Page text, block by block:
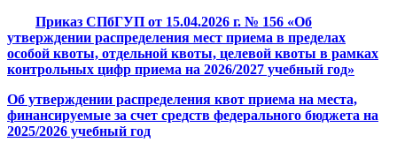
Приказ СПбГУП от 15.04.2026 г. № 156 «Об
утверждении распределения мест приема в пределах
особой квоты, отдельной квоты, целевой квоты в рамках
контрольных цифр приема на 2026/2027 учебный год»
Об утверждении распределения квот приема на места,
финансируемые за счет средств федерального бюджета на
2025/2026 учебный год